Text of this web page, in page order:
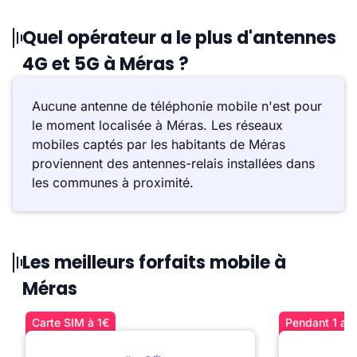
Quel opérateur a le plus d'antennes
4G et 5G à Méras ?
Aucune antenne de téléphonie mobile n'est pour
le moment localisée à Méras. Les réseaux
mobiles captés par les habitants de Méras
proviennent des antennes-relais installées dans
les communes à proximité.
Les meilleurs forfaits mobile à
Méras
Carte SIM à 1€ Pendant 1